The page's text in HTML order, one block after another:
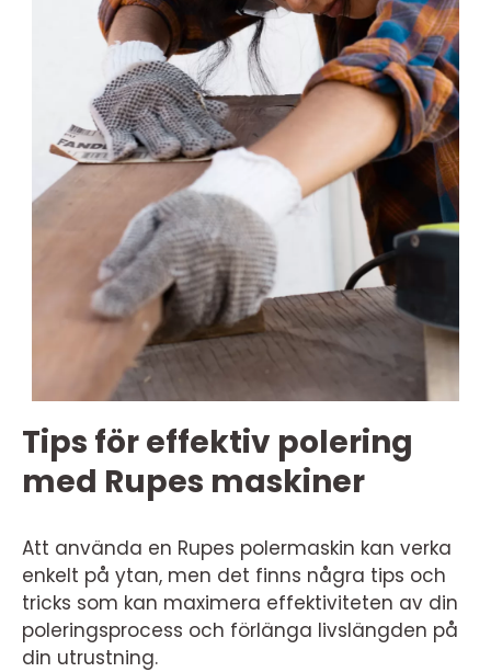
Tips för effektiv polering
med Rupes maskiner
Att använda en Rupes polermaskin kan verka
enkelt på ytan, men det finns några tips och
tricks som kan maximera effektiviteten av din
poleringsprocess och förlänga livslängden på
din utrustning.